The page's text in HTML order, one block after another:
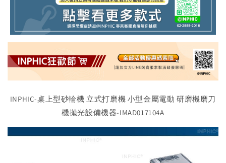
INPHIC-桌上型砂輪機 立式打磨機 小型金屬電動 研磨機磨刀
機拋光設備機器-IMAD017104A